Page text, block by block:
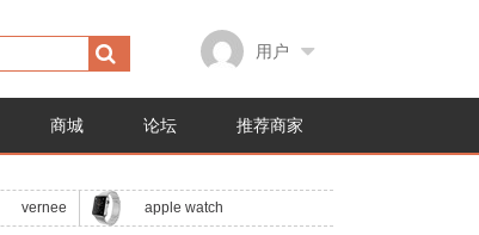
用户
商城 论坛 推荐商家
vernee apple watch